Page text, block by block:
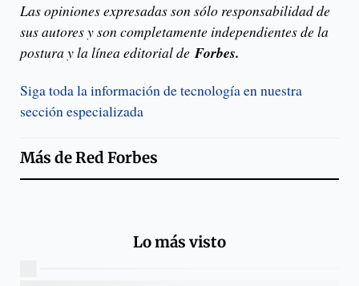
Las opiniones expresadas son sólo responsabilidad de
sus autores y son completamente independientes de la
postura y la línea editorial deForbes.
Siga toda la información de tecnología en nuestra
sección especializada
Más deRed Forbes
Lo más visto